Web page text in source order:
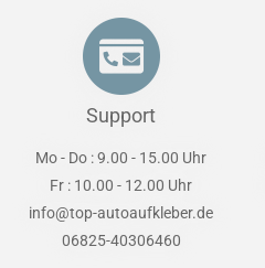
Support
Mo - Do : 9.00 - 15.00 Uhr
Fr : 10.00 - 12.00 Uhr
info@top-autoaufkleber.de
06825-40306460